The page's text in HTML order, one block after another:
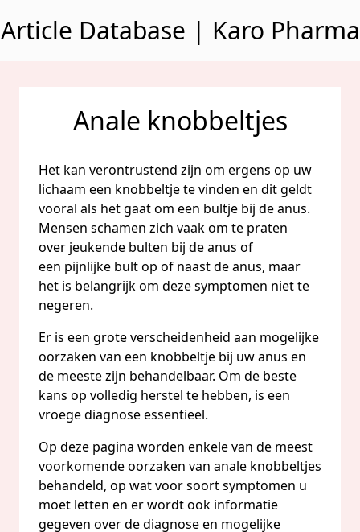
Article Database | Karo Pharma
Anale knobbeltjes
Het kan verontrustend zijn om ergens op uw
lichaam een knobbeltje te vinden en dit geldt
vooral als het gaat om een bultje bij de anus.
Mensen schamen zich vaak om te praten
over jeukende bulten bij de anus of
een pijnlijke bult op of naast de anus, maar
het is belangrijk om deze symptomen niet te
negeren.
Er is een grote verscheidenheid aan mogelijke
oorzaken van een knobbeltje bij uw anus en
de meeste zijn behandelbaar. Om de beste
kans op volledig herstel te hebben, is een
vroege diagnose essentieel.
Op deze pagina worden enkele van de meest
voorkomende oorzaken van anale knobbeltjes
behandeld, op wat voor soort symptomen u
moet letten en er wordt ook informatie
gegeven over de diagnose en mogelijke